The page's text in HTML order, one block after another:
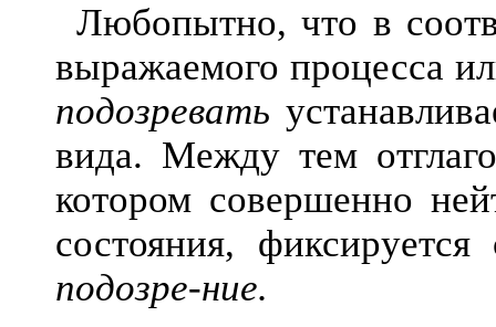
Любопытно, что в
выражаемого процесса
подозревать
вида. Между тем
котором совершенно
состояния,
подозре-ние.